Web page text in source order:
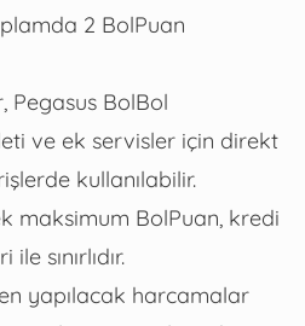
2 BolPuan
Pegasus BolBol
ve ek servisler için direkt
kullanılabilir.
maksimum BolPuan, kredi
sınırlıdır.
yapılacak harcamalar